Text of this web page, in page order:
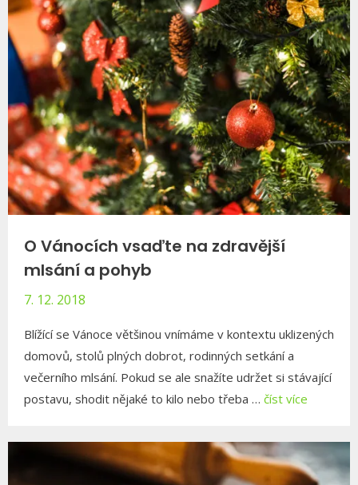
O Vánocích vsaďte na zdravější
mlsání a pohyb
7. 12. 2018
Blížící se Vánoce většinou vnímáme v kontextu uklizených
domovů, stolů plných dobrot, rodinných setkání a
večerního mlsání. Pokud se ale snažíte udržet si stávající
postavu, shodit nějaké to kilo nebo třeba … číst více